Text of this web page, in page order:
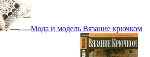
Мода и модель Вязание крючком